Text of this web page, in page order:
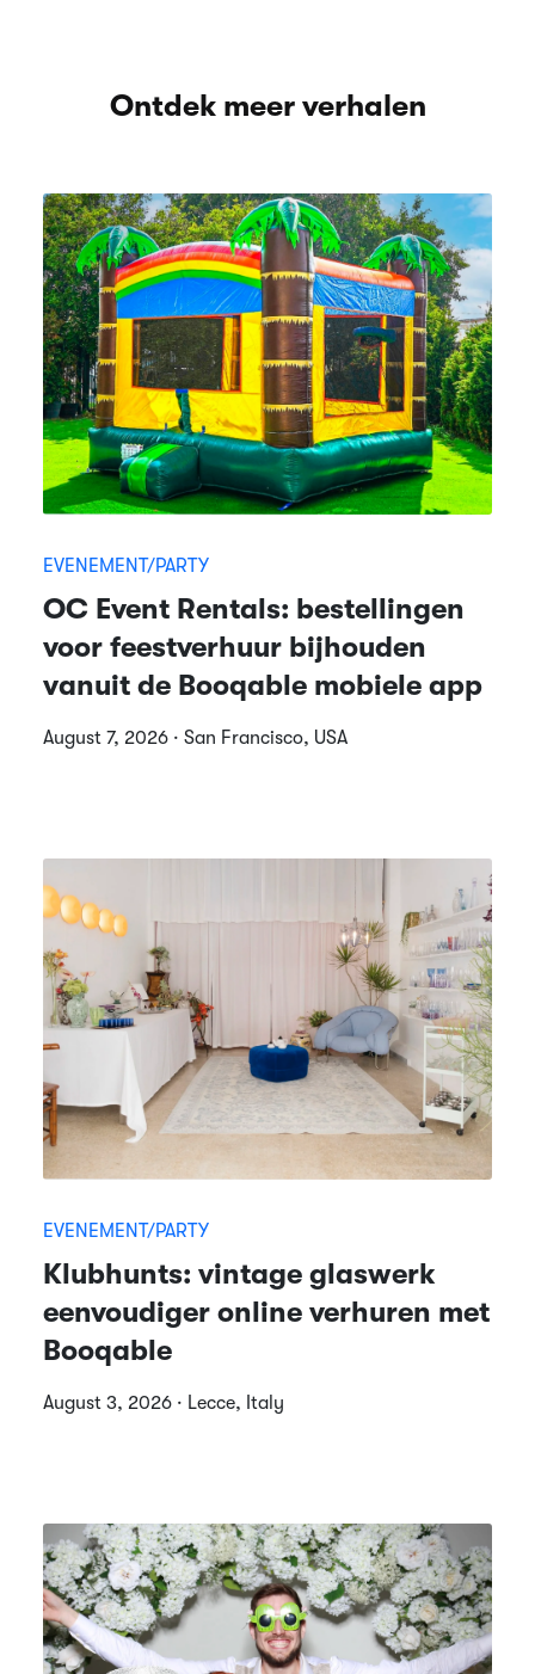
Ontdek meer verhalen
EVENEMENT/PARTY
OC Event Rentals: bestellingen
voor feestverhuur bijhouden
vanuit de Booqable mobiele app
August 7, 2026 · San Francisco, USA
EVENEMENT/PARTY
Klubhunts: vintage glaswerk
eenvoudiger online verhuren met
Booqable
August 3, 2026 · Lecce, Italy